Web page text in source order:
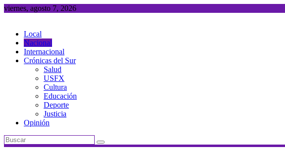
Saltar
viernes, agosto 7, 2026
Local
Nacional
Internacional
Crónicas del Sur
Salud
USFX
Cultura
Educación
Deporte
Justicia
Opinión